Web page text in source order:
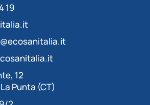
19
12
Punta (CT)